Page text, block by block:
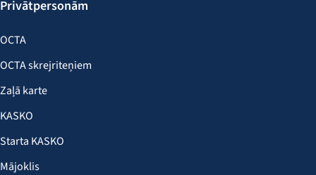
Privātpersonām
OCTA
OCTA skrejriteņiem
Zaļā karte
KASKO
Starta KASKO
Mājoklis